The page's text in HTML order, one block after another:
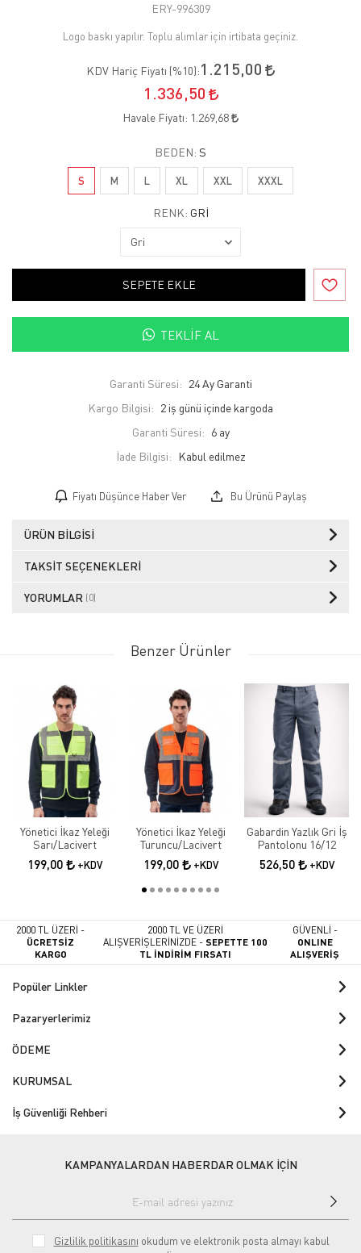
ERY-996309
Logo baskı yapılır. Toplu alımlar için irtibata geçiniz.
KDV Hariç Fiyatı (%10):1.215,00
1.336,50
Havale Fiyatı: 1.269,68
BEDEN: S
S M L XL XXL XXXL
RENK: GRI
SEPETE EKLE
TEKLIF AL
Garanti Süresi: 24 Ay Garanti
Kargo Bilgisi: 2 iş günü içinde kargoda
Garanti Süresi: 6 ay
İade Bilgisi:
Fiyatı Düşünce Haber Ver Bu Ürünü Paylaş
ÜRÜN BILGISI
TAKSIT SEÇENEKLERI
YORUMLAR (0)
Benzer Ürünler
Yönetici İkaz Yeleği
Sarı/Lacivert
199,00 +KDV
Yönetici İkaz Yeleği
Turuncu/Lacivert
199,00 +KDV
Gabardin Yazlık Gri İş
Pantolonu 16/12
526,50 +KDV
2000 TL ÜZERİ -
ÜCRETSİZ
KARGO
2000 TL VE ÜZERİ
ALIŞVERİŞLERİNİZDE -SEPETTE 100
TL İNDİRİM FIRSATI
GÜVENLİ -
ONLINE
ALIŞVERİŞ
Popüler Linkler
Pazaryerlerimiz
ÖDEME
KURUMSAL
İş Güvenliği Rehberi
KAMPANYALARDAN HABERDAR OLMAK İÇİN
Gizlilik politikasını okudum ve elektronik posta almayı kabul